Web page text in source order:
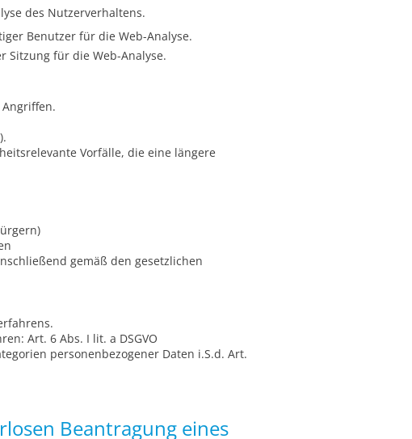
des Nutzerverhaltens.
Benutzer für die Web-Analyse.
Sitzung für die Web-Analyse.
Vorfälle, die eine längere
gemäß den gesetzlichen
Art. 6 Abs. I lit. a DSGVO
personenbezogener Daten i.S.d. Art.
Beantragung eines